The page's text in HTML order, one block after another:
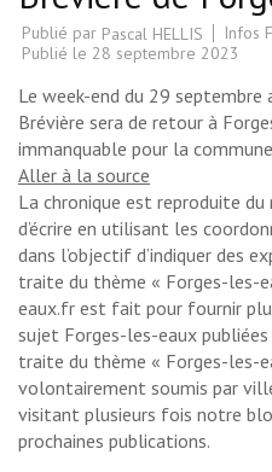
Publié par Pascal HELLIS
Infos
Publié le 28 septembre 2023
Le week-end du 29
Brévière sera de retour à
immanquable pour la
Aller à la source
La chronique est reproduite
d’écrire en utilisant les
dans l’objectif d’indiquer des
traite du thème « Forges-les-
eaux.fr est fait pour fournir
sujet Forges-les-eaux
traite du thème « Forges-les-
volontairement soumis par
visitant plusieurs fois notre
prochaines publications.